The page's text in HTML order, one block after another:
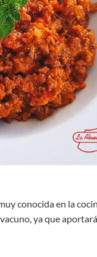
conocida en la
ya que